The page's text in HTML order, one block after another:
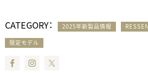
CATEGORY： 2025年新製品情報
限定モデル
FacebookInstagram